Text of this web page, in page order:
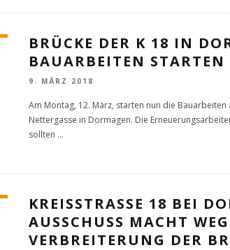
BRÜCKE DER K 18 IN
BAUARBEITEN
9. MÄRZ 2018
Am Montag, 12. März, starten nun die
Nettergasse in Dormagen. Die
sollten ...
KREISSTRASSE 18 BEI
USSCHUSS MACHT WEG
ERBREITERUNG DER